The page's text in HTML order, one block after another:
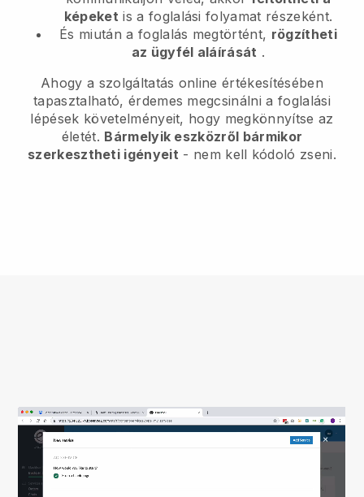
képeket is a foglalási folyamat részeként.
És miután a foglalás megtörtént, rögzítheti
az ügyfél aláírását .
Ahogy a szolgáltatás online értékesítésében
tapasztalható, érdemes megcsinálni a foglalási
lépések követelményeit, hogy megkönnyítse az
életét. Bármelyik eszközről bármikor
szerkesztheti igényeit - nem kell kódoló zseni.